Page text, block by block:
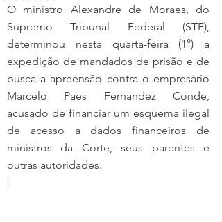
O ministro Alexandre de Moraes, do
Supremo Tribunal Federal (STF),
determinou nesta quarta-feira (1°) a
expedição de mandados de prisão e de
busca a apreensão contra o empresário
Marcelo Paes Fernandez Conde,
acusado de financiar um esquema ilegal
de acesso a dados financeiros de
ministros da Corte, seus parentes e
outras autoridades.